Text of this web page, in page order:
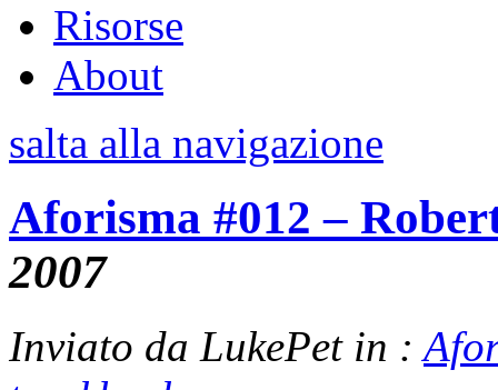
Risorse
About
salta alla navigazione
Aforisma #012 –
2007
Inviato da LukePet in :